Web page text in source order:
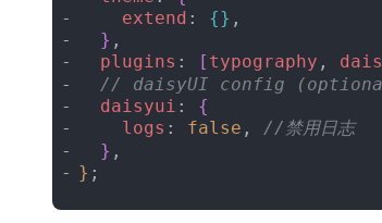
    extend
: {} ,
} ,
  plugins
: [ typography ,
// daisyUI config
  daisyui
: {
    logs
: false , //禁用日志
} ,
} ;